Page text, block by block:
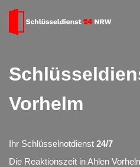
Vorhelm
Ihr Schlüsselnotdienst 24/7
Die Reaktionszeit in Ahlen